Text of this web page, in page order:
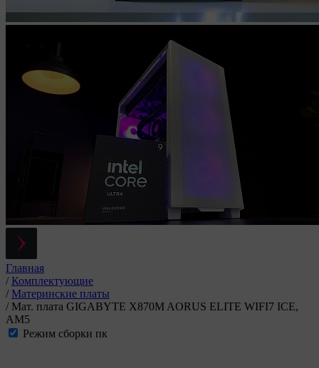
Главная
/ Комплектующие
/ Материнские платы
/ Мат. плата GIGABYTE X870M AORUS ELITE WIFI7 ICE,
AM5
Режим сборки пк